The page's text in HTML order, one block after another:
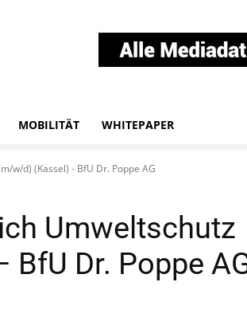
MOBILITÄT WHITEPAPER
w/d) (Kassel) - BfU Dr. Poppe AG
Umweltschutz
Dr. Poppe